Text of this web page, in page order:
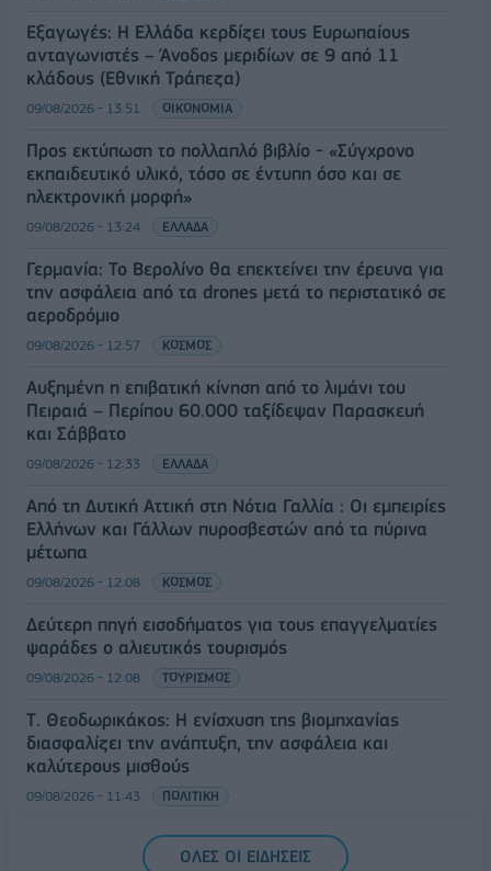
Εξαγωγές: Η Ελλάδα κερδίζει τους Ευρωπαίους
ανταγωνιστές – Άνοδος μεριδίων σε 9 από 11
κλάδους (Εθνική Τράπεζα)
09/08/2026 - 13:51 ΟΙΚΟΝΟΜΙΑ
Προς εκτύπωση το πολλαπλό βιβλίο - «Σύγχρονο
εκπαιδευτικό υλικό, τόσο σε έντυπη όσο και σε
ηλεκτρονική μορφή»
09/08/2026 - 13:24 ΕΛΛΑΔΑ
Γερμανία: Το Βερολίνο θα επεκτείνει την έρευνα για
την ασφάλεια από τα drones μετά το περιστατικό σε
αεροδρόμιο
09/08/2026 - 12:57 ΚΟΣΜΟΣ
Αυξημένη η επιβατική κίνηση από το λιμάνι του
Πειραιά – Περίπου 60.000 ταξίδεψαν Παρασκευή
και Σάββατο
09/08/2026 - 12:33 ΕΛΛΑΔΑ
Από τη Δυτική Αττική στη Νότια Γαλλία : Οι εμπειρίες
Ελλήνων και Γάλλων πυροσβεστών από τα πύρινα
μέτωπα
09/08/2026 - 12:08 ΚΟΣΜΟΣ
Δεύτερη πηγή εισοδήματος για τους επαγγελματίες
ψαράδες ο αλιευτικός τουρισμός
09/08/2026 - 12:08 ΤΟΥΡΙΣΜΟΣ
Τ. Θεοδωρικάκος: Η ενίσχυση της βιομηχανίας
διασφαλίζει την ανάπτυξη, την ασφάλεια και
καλύτερους μισθούς
09/08/2026 - 11:43 ΠΟΛΙΤΙΚΗ
Υπ. Μεταφορών: Οριστική λύση στο ζήτημα των
πινακίδων κυκλοφορίας - Τέλος στις χρονοβόρες
ΟΛΕΣ ΟΙ ΕΙΔΗΣΕΙΣ